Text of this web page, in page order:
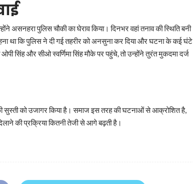
असनहरा पुलिस चौकी का घेराव किया। दिनभर वहां तनाव की स्थिति बनी
था कि पुलिस ने दी गई तहरीर को अनसुना कर दिया और घटना के कई घंटे
सिंह और सीओ स्वर्णिमा सिंह मौके पर पहुंचे, तो उन्होंने तुरंत मुकदमा दर्ज
सुस्ती को उजागर किया है। समाज इस तरह की घटनाओं से आक्रोशित है,
की प्रक्रिया कितनी तेजी से आगे बढ़ती है।